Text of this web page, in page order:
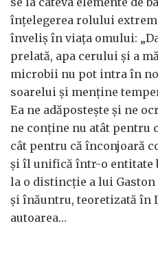
înțelegerea rolului
înveliș în viața omului:
prelată, apa cerului și a
microbii nu pot intra în
soarelui și menține
Ea ne adăpostește și ne
ne conține nu atât pentru
cât pentru că înconjoară
și îl unifică într-o entitate
la o distincție a lui
și înăuntru, teoretizată în
autoarea…